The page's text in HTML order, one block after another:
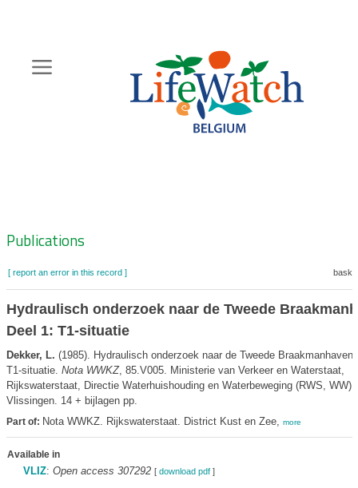
content
Zoeknavigatie
Publications
[ report an error in this record ]
Hydraulisch onderzoek naar de Tweede
Deel 1: T1-situatie
Dekker, L. (1985). Hydraulisch onderzoek naar de Tweede
T1-situatie. Nota WWKZ, 85.V005. Ministerie van Verkeer en Waterstaat,
Rijkswaterstaat, Directie Waterhuishouding en Waterbeweging (RWS, WW):
Vlissingen. 14 + bijlagen pp.
Part of: Nota WWKZ. Rijkswaterstaat. District Kust en Zee, more
Available in
VLIZ: Open access 307292 [ download pdf]